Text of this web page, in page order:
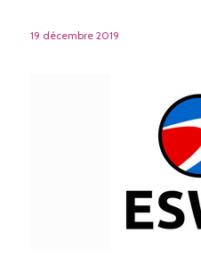
19 décembre 2019